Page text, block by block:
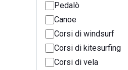
Pedalò
Canoe
Corsi di windsurf
Corsi di kitesurfing
Corsi di vela